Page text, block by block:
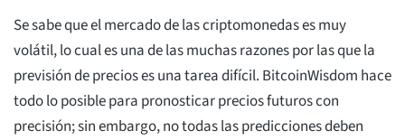
Se sabe que el mercado de las criptomonedas es muy
volátil, lo cual es una de las muchas razones por las que la
previsión de precios es una tarea difícil. BitcoinWisdom hace
todo lo posible para pronosticar precios futuros con
precisión; sin embargo, no todas las predicciones deben